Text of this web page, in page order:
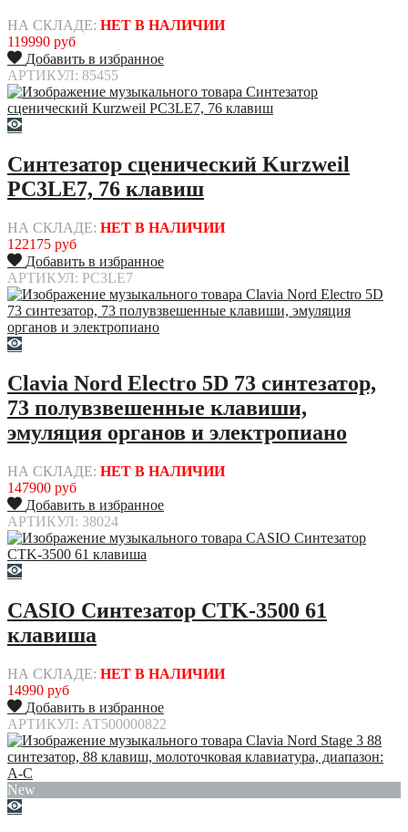
НА СКЛАДЕ: НЕТ В НАЛИЧИИ
119990 руб
Добавить в избранное
АРТИКУЛ: 85455
Синтезатор сценический Kurzweil
PC3LE7, 76 клавиш
НА СКЛАДЕ: НЕТ В НАЛИЧИИ
122175 руб
Добавить в избранное
АРТИКУЛ: PC3LE7
Clavia Nord Electro 5D 73 синтезатор,
73 полувзвешенные клавиши,
эмуляция органов и электропиано
НА СКЛАДЕ: НЕТ В НАЛИЧИИ
147900 руб
Добавить в избранное
АРТИКУЛ: 38024
CASIO Синтезатор CTK-3500 61
клавиша
НА СКЛАДЕ: НЕТ В НАЛИЧИИ
14990 руб
Добавить в избранное
АРТИКУЛ: АТ500000822
New